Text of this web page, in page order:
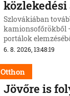
közlekedési
Szlovákiában
kamionsofőrökből
portálok
6. 8. 2026, 13:48:19
Otthon
Jövőre is